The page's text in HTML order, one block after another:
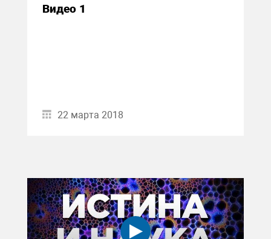
Видео 1
22 марта 2018